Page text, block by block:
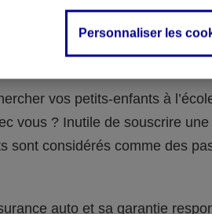
un accident de
vos petits-enfants à
vous ? Inutile de souscrire
sont considérés comme des
auto et sa garantie
Personnaliser les